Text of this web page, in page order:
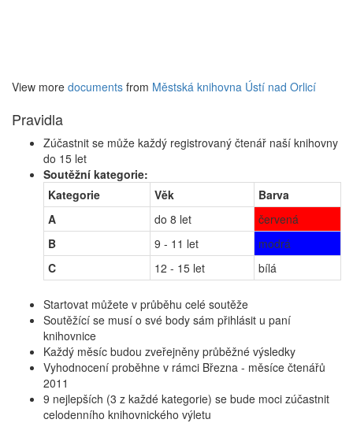
View more documents from Městská knihovna Ústí nad Orlicí
Pravidla
Zúčastnit se může každý registrovaný čtenář naší knihovny
do 15 let
Soutěžní kategorie:
Kategorie
Věk
Barva
A
do 8 let
červená
B
9 - 11 let
modrá
C
12 - 15 let bílá
Startovat můžete v průběhu celé soutěže
Soutěžící se musí o své body sám přihlásit u paní
knihovnice
Každý měsíc budou zveřejněny průběžné výsledky
Vyhodnocení proběhne v rámci Března - měsíce čtenářů
2011
9 nejlepších (3 z každé kategorie) se bude moci zúčastnit
celodenního knihovnického výletu